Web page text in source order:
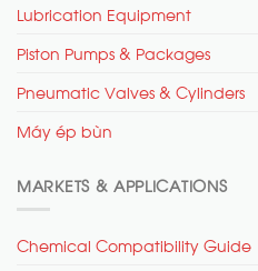
Lubrication Equipment
Piston Pumps & Packages
Pneumatic Valves & Cylinders
Máy ép bùn
MARKETS & APPLICATIONS
Chemical Compatibility Guide